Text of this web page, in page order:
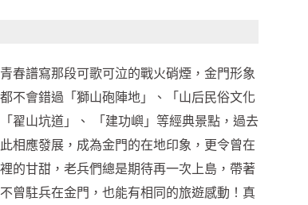
春譜寫那段可歌可泣的戰火硝煙，金門形象
不會錯過「獅山砲陣地」、「山后民俗文化
翟山坑道」、 「建功嶼」等經典景點，過去
相應發展，成為金門的在地印象，更令曾在
的甘甜，老兵們總是期待再一次上島，帶著
曾駐兵在金門，也能有相同的旅遊感動！真